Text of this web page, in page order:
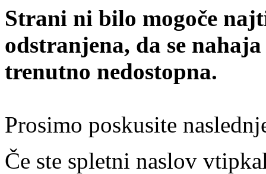
Strani ni bilo mogoče
odstranjena, da se
trenutno nedostopna.
Prosimo poskusite
Če ste spletni naslov